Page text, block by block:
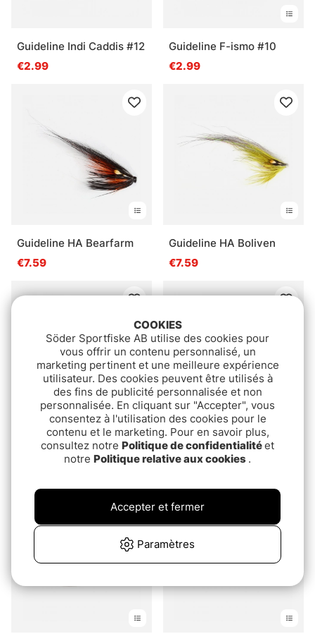
Guideline Indi Caddis #12
€2.99
Guideline F-ismo #10
€2.99
Guideline HA Bearfarm
€7.59
Guideline HA Boliven
€7.59
Guideline The Pearl Hare
Guideline The Favourite
Perdigon
COOKIES
Söder Sportfiske AB utilise des cookies pour
vous offrir un contenu personnalisé, un
marketing pertinent et une meilleure expérience
utilisateur. Des cookies peuvent être utilisés à
des fins de publicité personnalisée et non
personnalisée. En cliquant sur "Accepter", vous
consentez à l'utilisation des cookies pour le
contenu et le marketing. Pour en savoir plus,
consultez notre Politique de confidentialitéet
notre Politique relative aux cookies .
Paramètres
Accepter et fermer